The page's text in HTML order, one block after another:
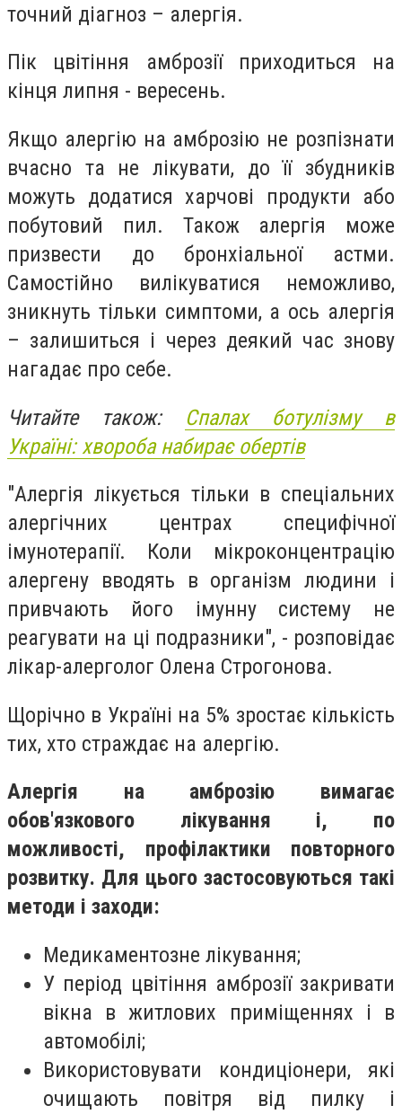
точний діагноз – алергія.
Пік цвітіння амброзії приходиться на
кінця липня - вересень.
Якщо алергію на амброзію не розпізнати
вчасно та не лікувати, до її збудників
можуть додатися харчові продукти або
побутовий пил. Також алергія може
призвести до бронхіальної астми.
Самостійно вилікуватися неможливо,
зникнуть тільки симптоми, а ось алергія
– залишиться і через деякий час знову
нагадає про себе.
Читайте також: Спалах ботулізму в
Україні: хвороба набирає обертів
"Алергія лікується тільки в спеціальних
алергічних центрах специфічної
імунотерапії. Коли мікроконцентрацію
алергену вводять в організм людини і
привчають його імунну систему не
реагувати на ці подразники", - розповідає
лікар-алерголог Олена Строгонова.
Щорічно в Україні на 5% зростає кількість
тих, хто страждає на алергію.
Алергія на амброзію вимагає
обов'язкового лікування і, по
можливості, профілактики повторного
розвитку. Для цього застосовуються такі
методи і заходи:
Медикаментозне лікування;
У період цвітіння амброзії закривати
вікна в житлових приміщеннях і в
автомобілі;
Використовувати кондиціонери, які
очищають повітря від пилку і